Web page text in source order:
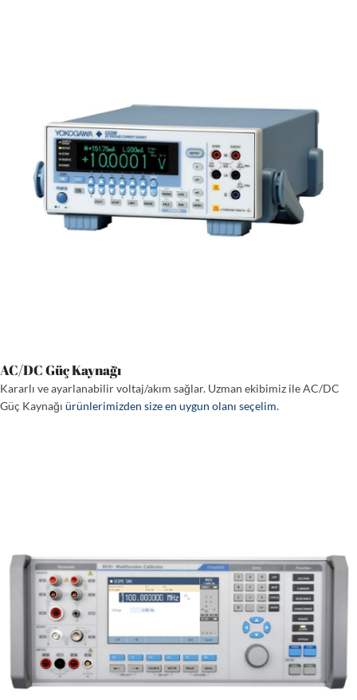
AC/DC Güç Kaynağı
Kararlı ve ayarlanabilir voltaj/akım sağlar. Uzman ekibimiz ile AC/DC
Güç Kaynağı ürünlerimizden size en uygun olanı seçelim.